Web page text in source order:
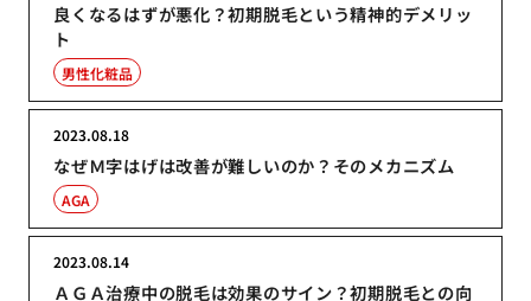
良くなるはずが悪化？初期脱毛という精神的デメリッ
ト
男性化粧品
なぜＭ字はげは改善が難しいのか？そのメカニズム
2023.08.18
AGA
ＡＧＡ治療中の脱毛は効果のサイン？初期脱毛との向
2023.08.14